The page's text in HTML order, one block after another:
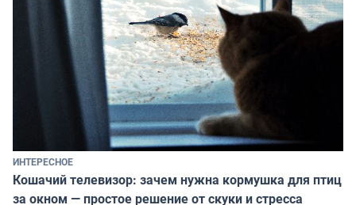
ИНТЕРЕСНОЕ
Кошачий телевизор: зачем нужна кормушка для птиц
за окном — простое решение от скуки и стресса